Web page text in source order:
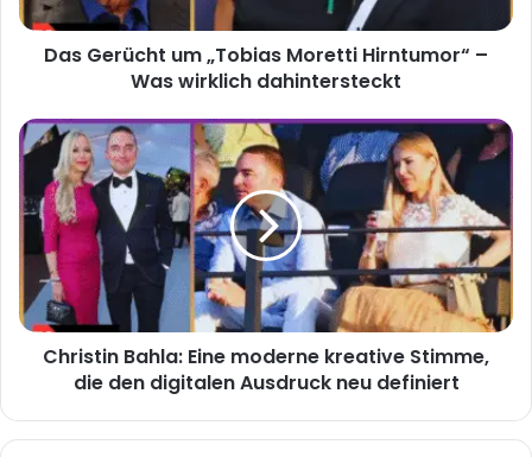
wirklich
dahintersteckt
Das Gerücht um „Tobias Moretti Hirntumor“ –
Was wirklich dahintersteckt
Christin
Bahla:
Eine
moderne
kreative
Stimme,
die
den
digitalen
Ausdruck
Christin Bahla: Eine moderne kreative Stimme,
die den digitalen Ausdruck neu definiert